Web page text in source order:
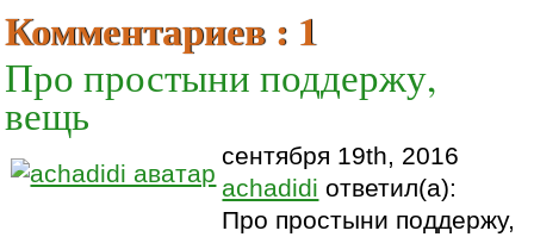
Комментариев : 1
Про простыни поддержу,
вещь
сентября 19th, 2016
achadidi ответил(а):
Про простыни поддержу,